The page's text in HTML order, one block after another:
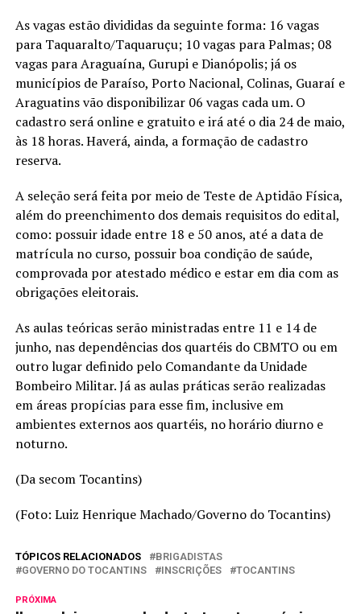
As vagas estão divididas da seguinte forma: 16 vagas
para Taquaralto/Taquaruçu; 10 vagas para Palmas; 08
vagas para Araguaína, Gurupi e Dianópolis; já os
municípios de Paraíso, Porto Nacional, Colinas, Guaraí e
Araguatins vão disponibilizar 06 vagas cada um. O
cadastro será online e gratuito e irá até o dia 24 de maio,
às 18 horas. Haverá, ainda, a formação de cadastro
reserva.
A seleção será feita por meio de Teste de Aptidão Física,
além do preenchimento dos demais requisitos do edital,
como: possuir idade entre 18 e 50 anos, até a data de
matrícula no curso, possuir boa condição de saúde,
comprovada por atestado médico e estar em dia com as
obrigações eleitorais.
As aulas teóricas serão ministradas entre 11 e 14 de
junho, nas dependências dos quartéis do CBMTO ou em
outro lugar definido pelo Comandante da Unidade
Bombeiro Militar. Já as aulas práticas serão realizadas
em áreas propícias para esse fim, inclusive em
ambientes externos aos quartéis, no horário diurno e
noturno.
(Da secom Tocantins)
(Foto: Luiz Henrique Machado/Governo do Tocantins)
TÓPICOS RELACIONADOS
BRIGADISTAS
GOVERNO DO TOCANTINS
INSCRIÇÕES TOCANTINS
PRÓXIMA